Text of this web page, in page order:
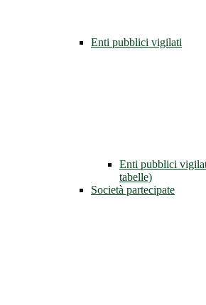
Enti pubblici vigilati
Enti pubblici
tabelle)
Società partecipate